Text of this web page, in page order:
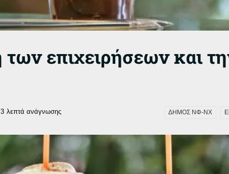
των επιχειρήσεων και
3 λεπτά ανάγνωσης ΔΗΜΟΣ ΝΦ-ΝΧ